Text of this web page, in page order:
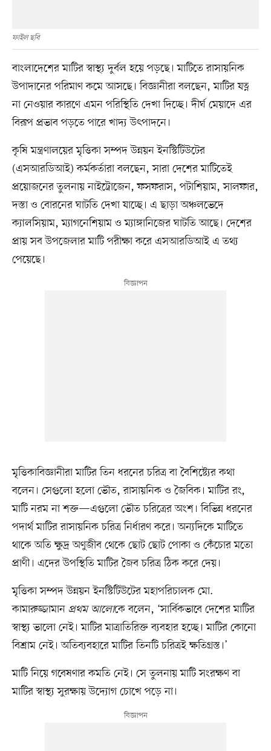
ফাইল ছবি
বাংলাদেশের মাটির স্বাস্থ্য দুর্বল হয়ে পড়ছে। মাটিতে রাসায়নিক
উপাদানের পরিমাণ কমে আসছে। বিজ্ঞানীরা বলছেন, মাটির যত্ন
না নেওয়ার কারণে এমন পরিস্থিতি দেখা দিচ্ছে। দীর্ঘ মেয়াদে এর
বিরূপ প্রভাব পড়তে পারে খাদ্য উৎপাদনে।
কৃষি মন্ত্রণালয়ের মৃত্তিকা সম্পদ উন্নয়ন ইনস্টিটিউটের
(এসআরডিআই) কর্মকর্তারা বলছেন, সারা দেশের মাটিতেই
প্রয়োজনের তুলনায় নাইট্রোজেন, ফসফরাস, পটাশিয়াম, সালফার,
দস্তা ও বোরনের ঘাটতি দেখা যাচ্ছে। এ ছাড়া অঞ্চলভেদে
ক্যালসিয়াম, ম্যাগনেশিয়াম ও ম্যাঙ্গানিজের ঘাটতি আছে। দেশের
প্রায় সব উপজেলার মাটি পরীক্ষা করে এসআরডিআই এ তথ্য
পেয়েছে।
মৃত্তিকাবিজ্ঞানীরা মাটির তিন ধরনের চরিত্র বা বৈশিষ্ট্যের কথা
বলেন। সেগুলো হলো ভৌত, রাসায়নিক ও জৈবিক। মাটির রং,
মাটি নরম না শক্ত—এগুলো ভৌত চরিত্রের অংশ। বিভিন্ন ধরনের
পদার্থ মাটির রাসায়নিক চরিত্র নির্ধারণ করে। অন্যদিকে মাটিতে
থাকে অতি ক্ষুদ্র অণুজীব থেকে ছোট ছোট পোকা ও কেঁচোর মতো
প্রাণী। এদের উপস্থিতি মাটির জৈব চরিত্র ঠিক করে দেয়।
মৃত্তিকা সম্পদ উন্নয়ন ইনস্টিটিউটের মহাপরিচালক মো.
কামারুজ্জামান প্রথম আলোকে বলেন, ‘সার্বিকভাবে দেশের মাটির
স্বাস্থ্য ভালো নেই। মাটির মাত্রাতিরিক্ত ব্যবহার হচ্ছে। মাটির কোনো
বিশ্রাম নেই। অতিব্যবহারে মাটির তিনটি চরিত্রই ক্ষতিগ্রস্ত।’
মাটি নিয়ে গবেষণার কমতি নেই। সে তুলনায় মাটি সংরক্ষণ বা
মাটির স্বাস্থ্য সুরক্ষায় উদ্যোগ চোখে পড়ে না।